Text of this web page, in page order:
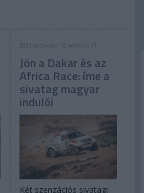
2023. december 18. hétfő, 06:11
Jön a Dakar és az
Africa Race: íme a
sivatag magyar
indulói
Két szenzációs sivatagi